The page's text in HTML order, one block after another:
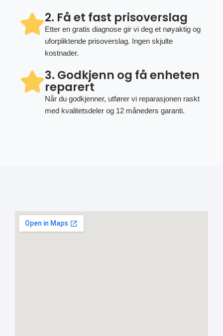
2. Få et fast prisoverslag
Etter en gratis diagnose gir vi deg et nøyaktig og
uforpliktende prisoverslag. Ingen skjulte
kostnader.
3. Godkjenn og få enheten
reparert
Når du godkjenner, utfører vi reparasjonen raskt
med kvalitetsdeler og 12 måneders garanti.